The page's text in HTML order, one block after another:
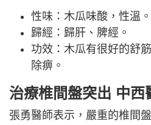
性味：木瓜味酸，性溫。
歸經：歸肝、脾經。
功效：木瓜有很好的舒
除痹。
治療椎間盤突出 中西
張勇醫師表示，嚴重的椎間